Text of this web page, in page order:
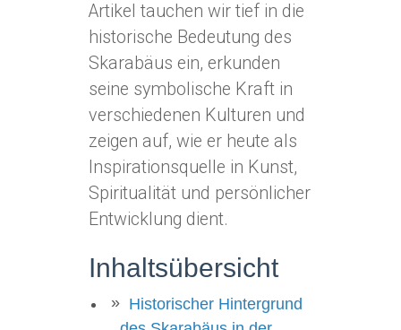
Artikel tauchen wir tief in die
historische Bedeutung des
Skarabäus ein, erkunden
seine symbolische Kraft in
verschiedenen Kulturen und
zeigen auf, wie er heute als
Inspirationsquelle in Kunst,
Spiritualität und persönlicher
Entwicklung dient.
Inhaltsübersicht
Historischer Hintergrund